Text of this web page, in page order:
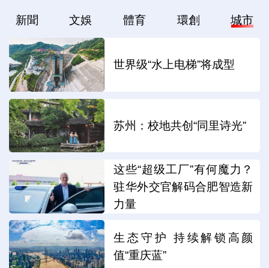
新聞 文娛 體育 環創 城市
世界级“水上电梯”将成型
苏州：校地共创“同里诗光”
这些“超级工厂”有何魔力？
驻华外交官解码合肥智造新
力量
生态守护 持续解锁高颜
值“重庆蓝”